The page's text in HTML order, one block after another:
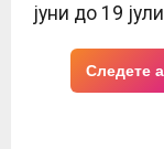
јуни до 19
Следете